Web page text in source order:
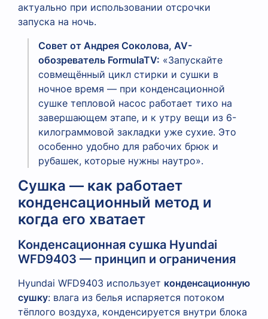
актуально при использовании отсрочки
запуска на ночь.
Совет от Андрея Соколова, AV-
обозреватель FormulaTV: «Запускайте
совмещённый цикл стирки и сушки в
ночное время — при конденсационной
сушке тепловой насос работает тихо на
завершающем этапе, и к утру вещи из 6-
килограммовой закладки уже сухие. Это
особенно удобно для рабочих брюк и
рубашек, которые нужны наутро».
Сушка — как работает
конденсационный метод и
когда его хватает
Конденсационная сушка Hyundai
WFD9403 — принцип и ограничения
Hyundai WFD9403 использует конденсационную
сушку: влага из белья испаряется потоком
тёплого воздуха, конденсируется внутри блока